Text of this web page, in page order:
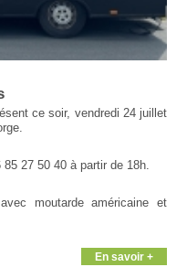
ce soir, vendredi 24 juillet
27 50 40 à partir de 18h.
moutarde américaine et
En savoir +